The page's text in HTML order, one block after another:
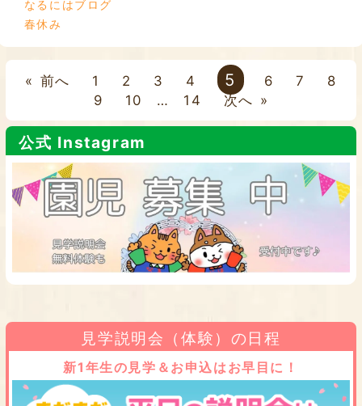
なるにはブログ
春休み
« 前へ 1 2 3 4 5 6 7
8
9
10 … 14 次へ »
公式 Instagram
見学説明会（体験）の日程
新1年生の見学＆お申込はお早目に！